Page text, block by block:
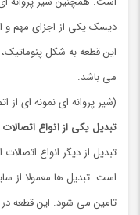
دیسک یکی از اجزای مهم و
این قطعه به شکل
می باشد.
(شیر پروانه ای نمونه ای از
تبدیل یکی از انواع
تبدیل از دیگر انواع
تامین می شود. این قطعه در